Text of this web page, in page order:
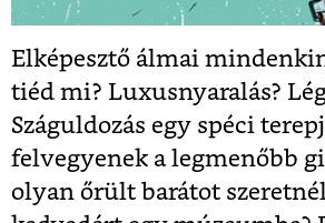
Elképesztő álmai
tiéd mi? Luxusnyaralás?
Száguldozás egy spéci
felvegyenek a legmenőbb
olyan őrült barátot